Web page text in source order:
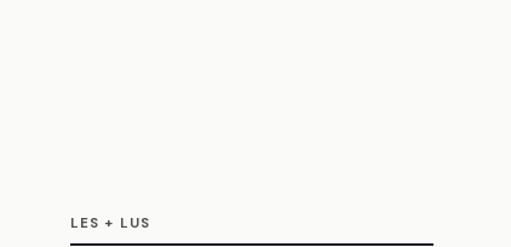
LES + LUS